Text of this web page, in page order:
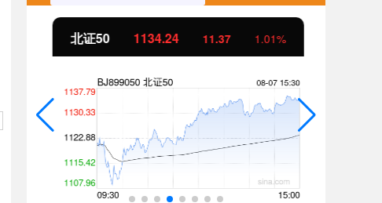
北证50 1134.24 11.37 1.01%